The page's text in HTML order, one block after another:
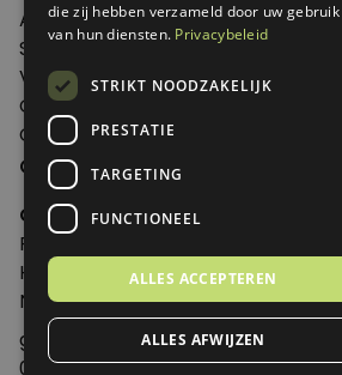
Adverteren
Samenwerken
Verkooppunten
Over Genoeg
Contact
Contactgegevens
Genoeg
Postbus 595 - 3700 AN Zeist
Huis ter Heideweg 13 - 3705MA Zeist
Nederland
genoeg@spabonneeservice.nl
088-1102091
die zij hebben verzameld door uw gebruik
van hun diensten. Privacybeleid
STRIKT NOODZAKELIJK
PRESTATIE
TARGETING
FUNCTIONEEL
ALLES ACCEPTEREN
ALLES AFWIJZEN